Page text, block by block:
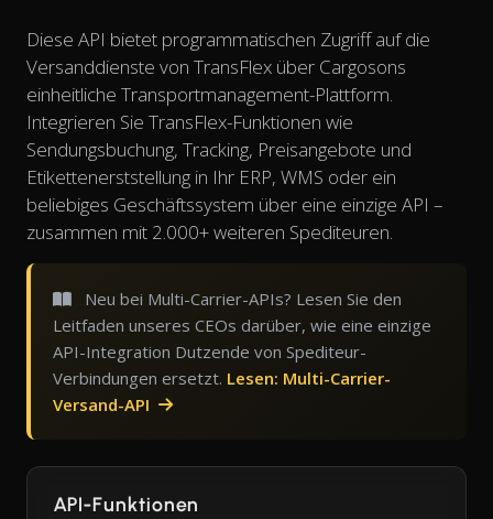
Diese API bietet programmatischen Zugriff auf die
Versanddienste von TransFlex über Cargosons
einheitliche Transportmanagement-Plattform.
Integrieren Sie TransFlex-Funktionen wie
Sendungsbuchung, Tracking, Preisangebote und
Etikettenerststellung in Ihr ERP, WMS oder ein
beliebiges Geschäftssystem über eine einzige API –
zusammen mit 2.000+ weiteren Spediteuren.
Neu bei Multi-Carrier-APIs? Lesen Sie den
Leitfaden unseres CEOs darüber, wie eine einzige
API-Integration Dutzende von Spediteur-
Verbindungen ersetzt. Lesen: Multi-Carrier-
Versand-API
API-Funktionen